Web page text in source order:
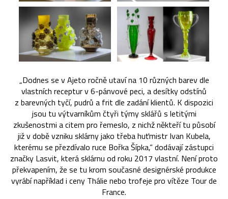
„Dodnes se v Ajeto ročně utaví na 10 různých barev dle
vlastních receptur v 6-pánvové peci, a desítky odstínů
z barevných tyčí, pudrů a frit dle zadání klientů. K dispozici
jsou tu výtvarníkům čtyři týmy sklářů s letitými
zkušenostmi a citem pro řemeslo, z nichž někteří tu působí
již v době vzniku sklárny jako třeba huťmistr Ivan Kubela,
kterému se přezdívalo ruce Bořka Šípka,“ dodávají zástupci
značky Lasvit, která sklárnu od roku 2017 vlastní. Není proto
překvapením, že se tu krom současné designérské produkce
vyrábí například i ceny Thálie nebo trofeje pro vítěze Tour de
France.